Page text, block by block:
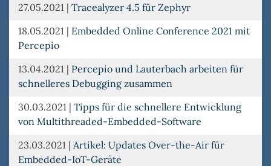
27.05.2021 | Tracealyzer 4.5 für Zephyr
18.05.2021 | Embedded Online Conference 2021 mit
Percepio
13.04.2021 | Percepio und Lauterbach arbeiten für
schnelleres Debugging zusammen
30.03.2021 | Tipps für die schnellere Entwicklung
von Multithreaded-Embedded-Software
23.03.2021 | Artikel: Updates Over-the-Air für
Embedded-IoT-Geräte